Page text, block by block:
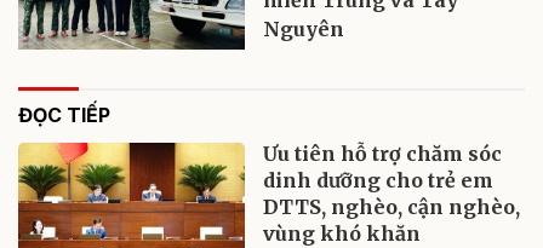
Nguyên
ĐỌC TIẾP
Ưu tiên hỗ trợ chăm sóc
dinh dưỡng cho trẻ em
DTTS, nghèo, cận nghèo,
vùng khó khăn